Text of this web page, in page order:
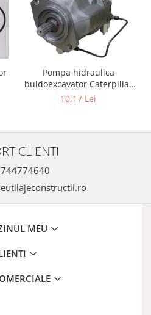
Pompa hidraulica
buldoexcavator Caterpillar
428B
10,17 Lei
CLIENTI
MEU